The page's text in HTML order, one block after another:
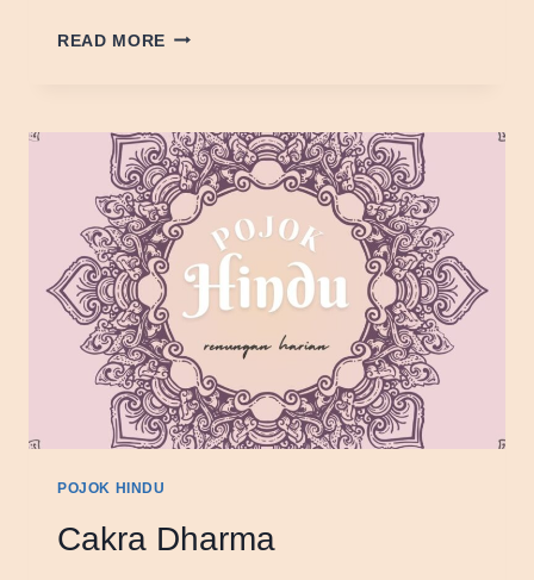
READ MORE SINERGISKAN
POJOK HINDU
Cakra Dharma